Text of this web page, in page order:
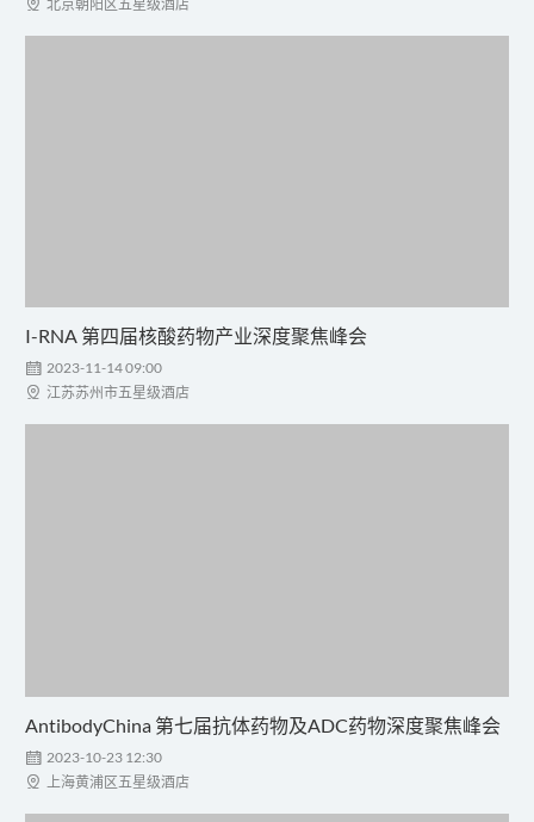
 北京朝阳区五星级酒店
I-RNA 第四届核酸药物产业深度聚焦峰会
 2023-11-14 09:00
 江苏苏州市五星级酒店
AntibodyChina 第七届抗体药物及ADC药物深度聚焦峰会
 2023-10-23 12:30
 上海黄浦区五星级酒店